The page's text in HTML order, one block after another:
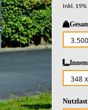
Inkl.
Nutzlast